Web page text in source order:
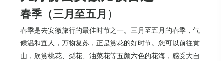
春季（三月至五月）
春季是去安徽旅行的最佳时节之一。三月至五月的春季，气
候温和宜人，万物复苏，正是赏花的好时节。您可以前往黄
山，欣赏桃花、梨花、油菜花等五颜六色的花海，感受大自